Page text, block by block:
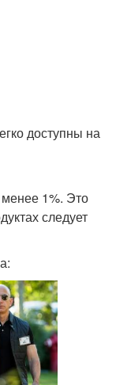
доступны на
менее 1%. Это
следует